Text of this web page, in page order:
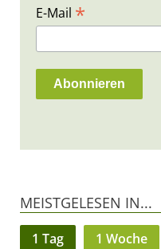
E-Mail *
MEISTGELESEN IN...
1 Tag 1 Woche